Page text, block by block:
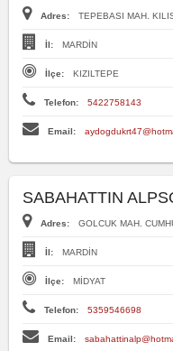
Adres: TEPEBASI MAH.
İl: MARDİN
İlçe: KIZILTEPE
Telefon: 5422758143
Email:
SABAHATTIN
Adres: GOLCUK MAH.
İl: MARDİN
İlçe: MİDYAT
Telefon: 5359546698
Email: